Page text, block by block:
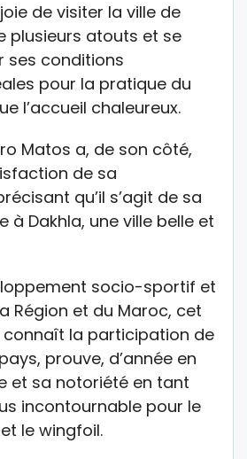
de visiter la ville de
plusieurs atouts et se
ses conditions
pour la pratique du
l’accueil chaleureux.
Matos a, de son côté,
de sa
qu’il s’agit de sa
à Dakhla, une ville belle et
socio-sportif et
Région et du Maroc, cet
connaît la participation de
prouve, d’année en
et sa notoriété en tant
incontournable pour le
le wingfoil.